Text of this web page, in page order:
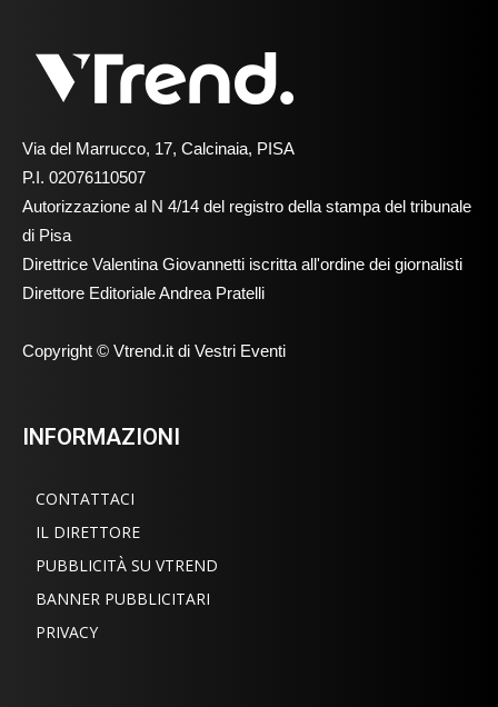
Via del Marrucco, 17, Calcinaia, PISA
P.I. 02076110507
Autorizzazione al N 4/14 del registro della stampa del tribunale
di Pisa
Direttrice Valentina Giovannetti iscritta all'ordine dei giornalisti
Direttore Editoriale Andrea Pratelli
Copyright © Vtrend.it di Vestri Eventi
INFORMAZIONI
CONTATTACI
IL DIRETTORE
PUBBLICITÀ SU VTREND
BANNER PUBBLICITARI
PRIVACY